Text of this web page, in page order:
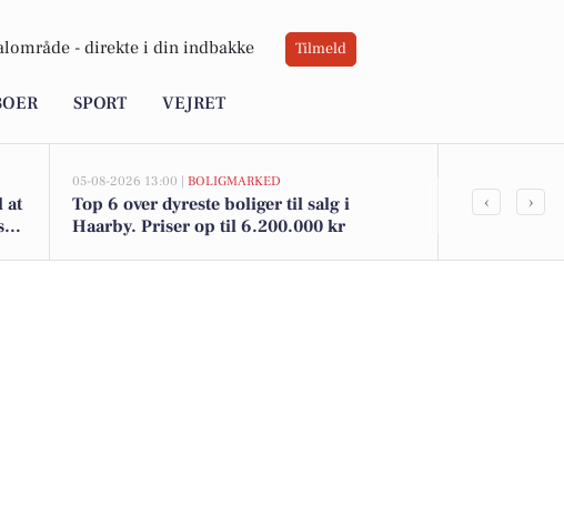
- direkte i din indbakke Tilmeld
SPORT VEJRET
at
05-08-2026 13:00 | BOLIGMARKED
Top 6 over dyreste boliger til salg i
Haarby. Priser op til 6.200.000 kr
Fra
‹ ›